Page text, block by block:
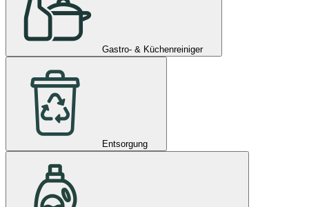
Gastro- & Küchenreiniger
Entsorgung